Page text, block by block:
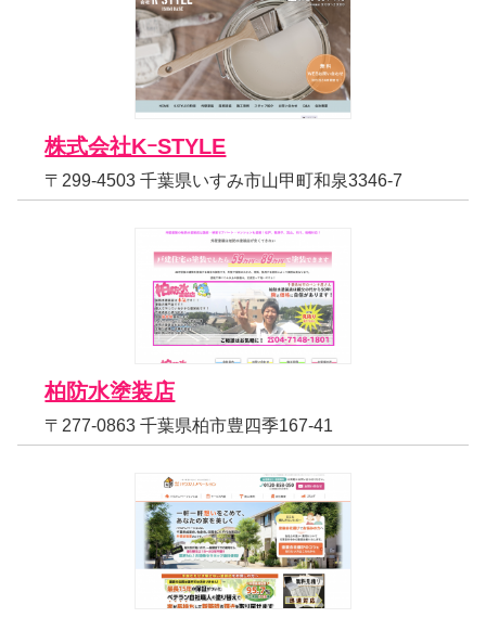
株式会社KｰSTYLE
〒299-4503 千葉県いすみ市山甲町和泉3346-7
柏防水塗装店
〒277-0863 千葉県柏市豊四季167-41